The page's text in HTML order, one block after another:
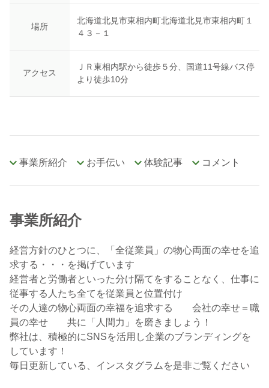
場所
北海道北見市東相内町北海道北見市東相内町１
４３－１
アクセス
ＪＲ東相内駅から徒歩５分、国道11号線バス停
より徒歩10分
事業所紹介 お手伝い 体験記事 コメント
事業所紹介
経営方針のひとつに、「全従業員」の物心両面の幸せを追
求する・・・を掲げています
経営者と労働者といった分け隔てをすることなく、仕事に
従事する人たち全てを従業員と位置付け
その人達の物心両面の幸福を追求する 会社の幸せ＝職
員の幸せ 共に「人間力」を磨きましょう！
弊社は、積極的にSNSを活用し企業のブランディングを
しています！